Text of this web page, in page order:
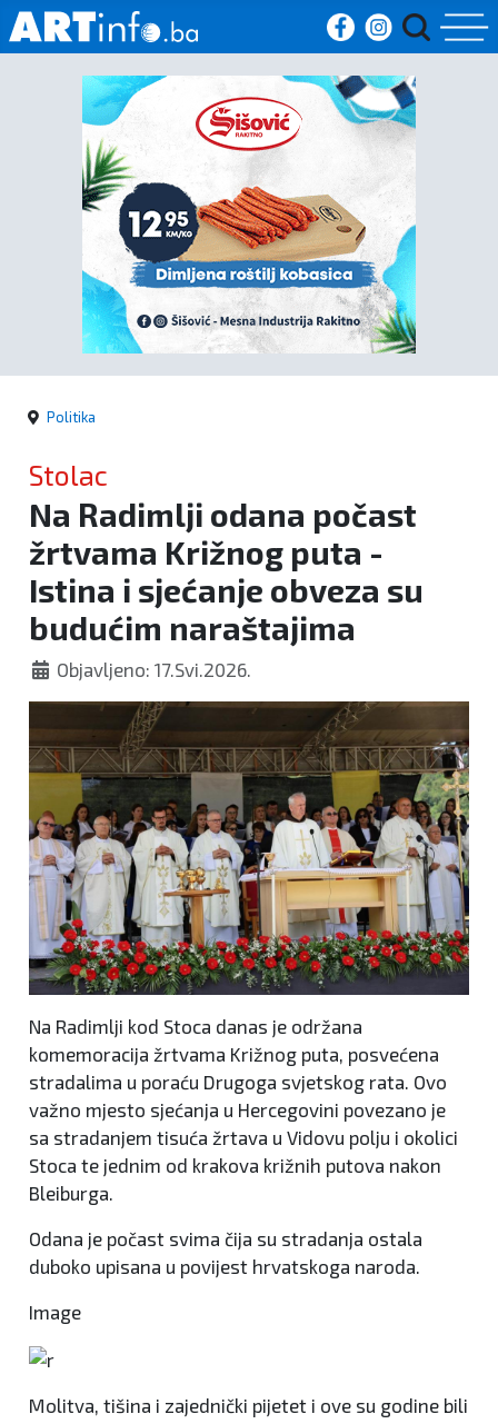
Početna
Vijesti
Sport
Kultura
Crna
kronika
Politika
Zanimljivosti
Politika
Stolac
Na Radimlji odana počast
žrtvama Križnog puta -
Istina i sjećanje obveza su
budućim naraštajima
Objavljeno: 17.Svi.2026.
Na Radimlji kod Stoca danas je održana
komemoracija žrtvama Križnog puta, posvećena
stradalima u poraću Drugoga svjetskog rata. Ovo
važno mjesto sjećanja u Hercegovini povezano je
sa stradanjem tisuća žrtava u Vidovu polju i okolici
Stoca te jednim od krakova križnih putova nakon
Bleiburga.
Odana je počast svima čija su stradanja ostala
duboko upisana u povijest hrvatskoga naroda.
Image
Molitva, tišina i zajednički pijetet i ove su godine bili